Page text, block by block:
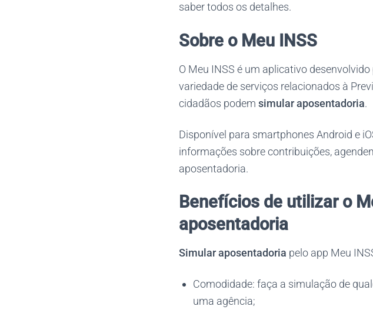
saber todos os detalhes.
Sobre o Meu INSS
O Meu INSS é um aplicativo
variedade de serviços relacionados à
cidadãos podem simular aposentadoria.
Disponível para smartphones Android e
informações sobre contribuições,
aposentadoria.
Benefícios de utilizar o
aposentadoria
Simular aposentadoria pelo app Meu
Comodidade: faça a simulação de
uma agência;